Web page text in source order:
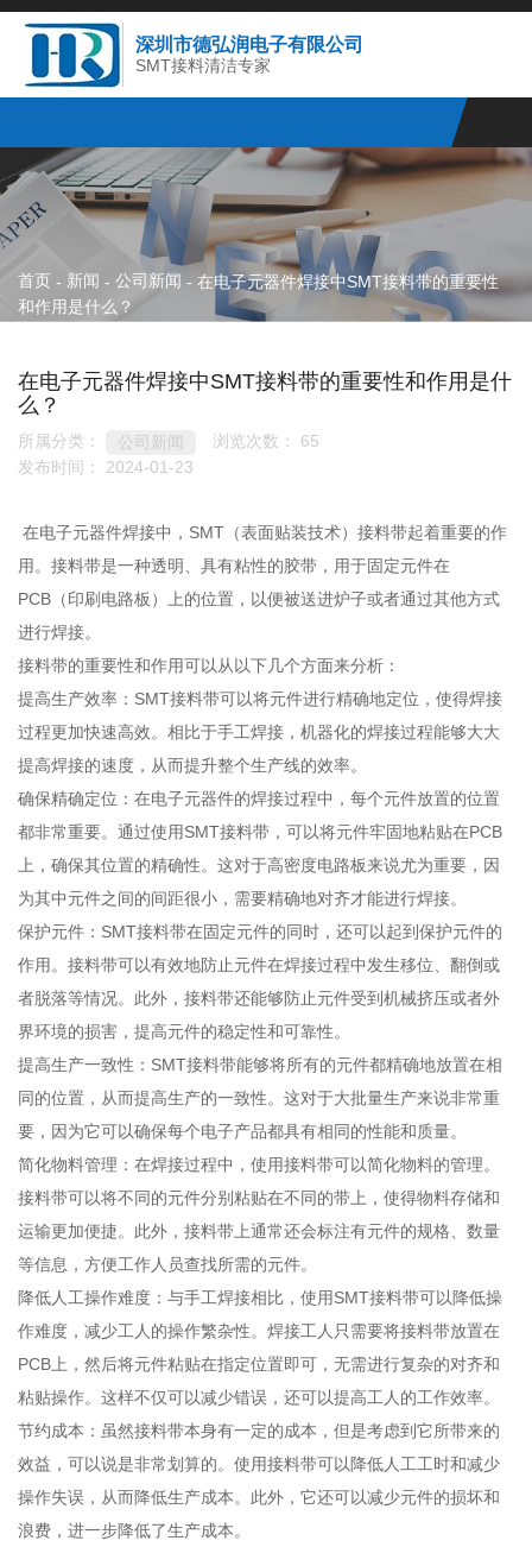
深圳市德弘润电子有限公司
SMT接料清洁专家
首页 - 新闻 - 公司新闻 - 在电子元器件焊接中SMT接料带的重要性
和作用是什么？
在电子元器件焊接中SMT接料带的重要性和作用是什
么？
所属分类： 公司新闻 浏览次数： 65
发布时间： 2024-01-23
在电子元器件焊接中，SMT（表面贴装技术）接料带起着重要的作
用。接料带是一种透明、具有粘性的胶带，用于固定元件在
PCB（印刷电路板）上的位置，以便被送进炉子或者通过其他方式
进行焊接。
接料带的重要性和作用可以从以下几个方面来分析：
提高生产效率：SMT接料带可以将元件进行精确地定位，使得焊接
过程更加快速高效。相比于手工焊接，机器化的焊接过程能够大大
提高焊接的速度，从而提升整个生产线的效率。
确保精确定位：在电子元器件的焊接过程中，每个元件放置的位置
都非常重要。通过使用SMT接料带，可以将元件牢固地粘贴在PCB
上，确保其位置的精确性。这对于高密度电路板来说尤为重要，因
为其中元件之间的间距很小，需要精确地对齐才能进行焊接。
保护元件：SMT接料带在固定元件的同时，还可以起到保护元件的
作用。接料带可以有效地防止元件在焊接过程中发生移位、翻倒或
者脱落等情况。此外，接料带还能够防止元件受到机械挤压或者外
界环境的损害，提高元件的稳定性和可靠性。
提高生产一致性：SMT接料带能够将所有的元件都精确地放置在相
同的位置，从而提高生产的一致性。这对于大批量生产来说非常重
要，因为它可以确保每个电子产品都具有相同的性能和质量。
简化物料管理：在焊接过程中，使用接料带可以简化物料的管理。
接料带可以将不同的元件分别粘贴在不同的带上，使得物料存储和
运输更加便捷。此外，接料带上通常还会标注有元件的规格、数量
等信息，方便工作人员查找所需的元件。
降低人工操作难度：与手工焊接相比，使用SMT接料带可以降低操
作难度，减少工人的操作繁杂性。焊接工人只需要将接料带放置在
PCB上，然后将元件粘贴在指定位置即可，无需进行复杂的对齐和
粘贴操作。这样不仅可以减少错误，还可以提高工人的工作效率。
节约成本：虽然接料带本身有一定的成本，但是考虑到它所带来的
效益，可以说是非常划算的。使用接料带可以降低人工工时和减少
操作失误，从而降低生产成本。此外，它还可以减少元件的损坏和
浪费，进一步降低了生产成本。